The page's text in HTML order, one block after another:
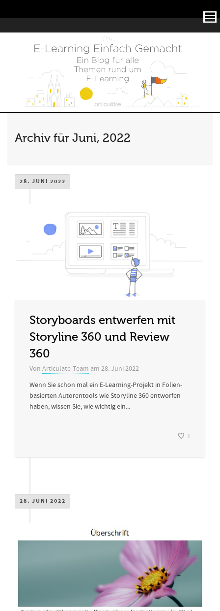
Archiv für Juni, 2022
28. JUNI 2022
Storyboards entwerfen mit
Storyline 360 und Review
360
Von Articulate-Team am 28. Juni 2022
Wenn Sie schon mal ein E-Learning-Projekt in Folien-
basierten Autorentools wie Storyline 360 entworfen
haben, wissen Sie, wie wichtig ein...
1
28. JUNI 2022